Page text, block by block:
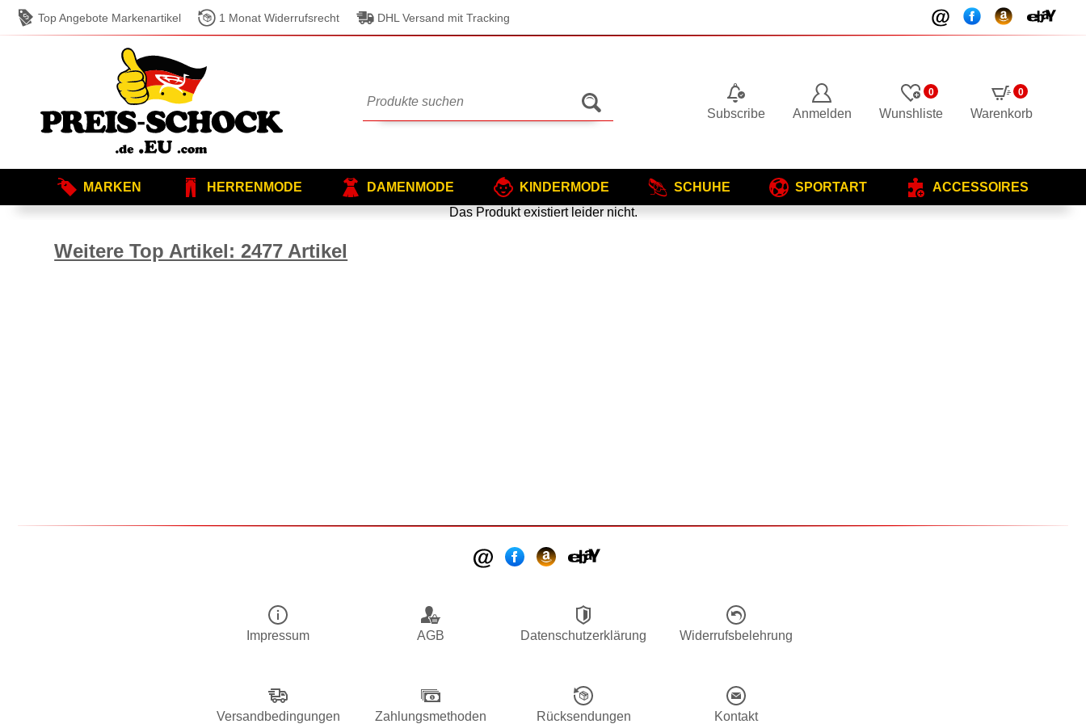
Top Angebote Markenartikel 1 Monat Widerrufsrecht DHL Versand mit Tracking
Subscribe Anmelden Wunshliste
0
Warenkorb
0
MARKEN HERRENMODE DAMENMODE KINDERMODE SCHUHE SPORTART
ACCESSOIRES
Das Produkt existiert leider nicht.
Weitere Top Artikel: 2477 Artikel
Impressum AGB Datenschutzerklärung Widerrufsbelehrung
Versandbedingungen Zahlungsmethoden Rücksendungen Kontakt